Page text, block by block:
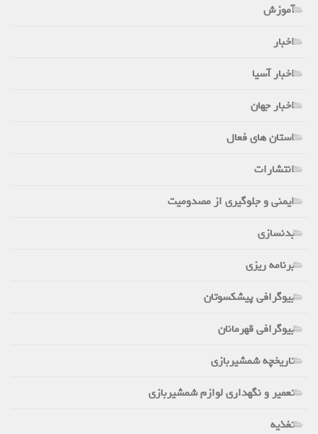
آموزش
اخبار
اخبار آسیا
اخبار جهان
استان های فعال
انتشارات
ایمنی و جلوگیری از مصدومیت
بدنسازی
برنامه ریزی
بیوگرافی پیشکسوتان
بیوگرافی قهرمانان
تاریخچه شمشیربازی
تعمیر و نگهداری لوازم شمشیربازی
تغذیه